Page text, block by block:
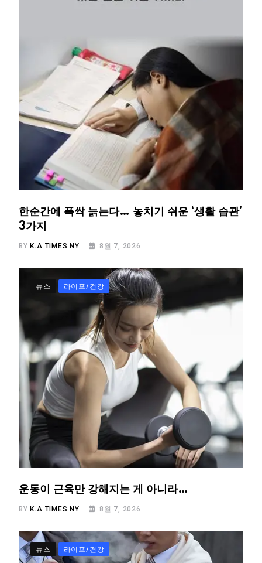
한순간에 폭싹 늙는다… 놓치기 쉬운 ‘생활 습관’
3가지
BY K.A TIMES NY 8월 7, 2026
뉴스 라이프/건강
운동이 근육만 강해지는 게 아니라…
BY K.A TIMES NY 8월 7, 2026
뉴스 라이프/건강